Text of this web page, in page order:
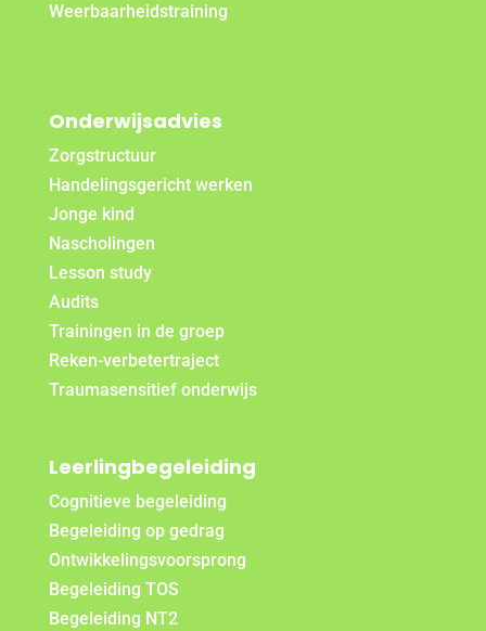
Weerbaarheidstraining
Onderwijsadvies
Zorgstructuur
Handelingsgericht werken
Jonge kind
Nascholingen
Lesson study
Audits
Trainingen in de groep
Reken-verbetertraject
Traumasensitief onderwijs
Leerlingbegeleiding
Cognitieve begeleiding
Begeleiding op gedrag
Ontwikkelingsvoorsprong
Begeleiding TOS
Begeleiding NT2